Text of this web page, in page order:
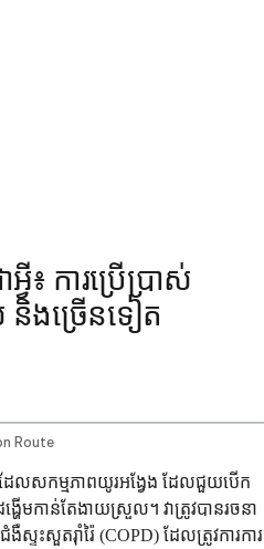
៖ ការប្រើប្រាស់
និងច្រើនទៀត
Route
ែលសកម្មភាពយូរអង្វែង ដែលជួយបើក
ង្ហើមកាន់តែងាយស្រួល។ វាត្រូវបានរចនា
ទះសួតរ៉ាំរ៉ៃ (COPD) ដែលត្រូវការការ